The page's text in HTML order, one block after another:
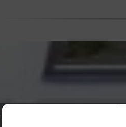
Winklmeier Ihre